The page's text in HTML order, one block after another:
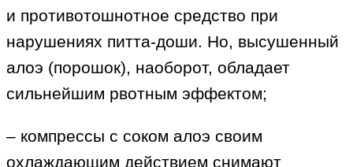
и противотошнотное средство при
нарушениях питта-доши. Но, высушенный
алоэ (порошок), наоборот, обладает
сильнейшим рвотным эффектом;
– компрессы с соком алоэ своим
охлаждающим действием снимают